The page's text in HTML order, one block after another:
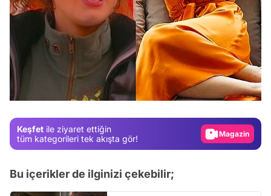
Keşfet ile ziyaret ettiğin
tüm kategorileri tek akışta gör!
Video
Test
Gündem
Video
Bu içerikler de ilginizi çekebilir;